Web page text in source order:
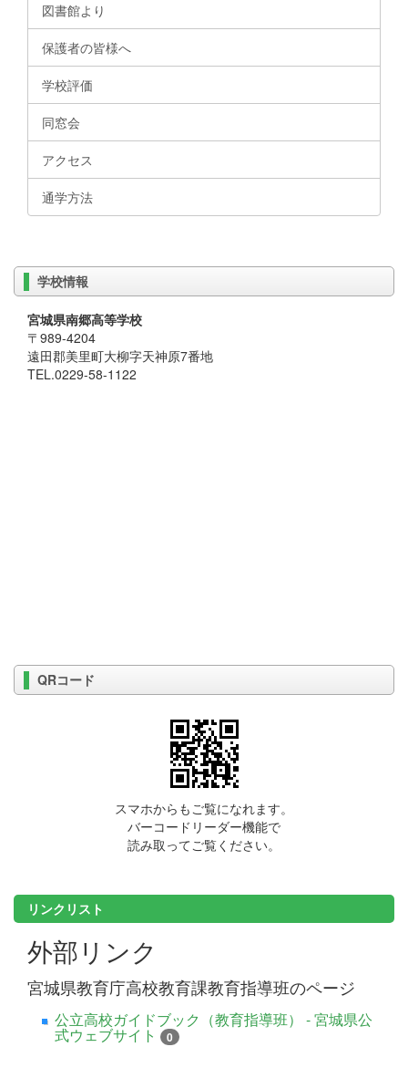
図書館より
保護者の皆様へ
学校評価
同窓会
アクセス
通学方法
学校情報
宮城県南郷高等学校
〒989-4204
遠田郡美里町大柳字天神原7番地
TEL.0229-58-1122
QRコード
スマホからもご覧になれます。
バーコードリーダー機能で
読み取ってご覧ください。
リンクリスト
外部リンク
宮城県教育庁高校教育課教育指導班のページ
公立高校ガイドブック（教育指導班） - 宮城県公
式ウェブサイト 0